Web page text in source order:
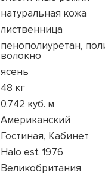
натуральная кожа
лиственница
пенополиуретан,
волокно
ясень
48 кг
0.742 куб. м
Американский
Гостиная, Кабинет
Halo est. 1976
Великобритания